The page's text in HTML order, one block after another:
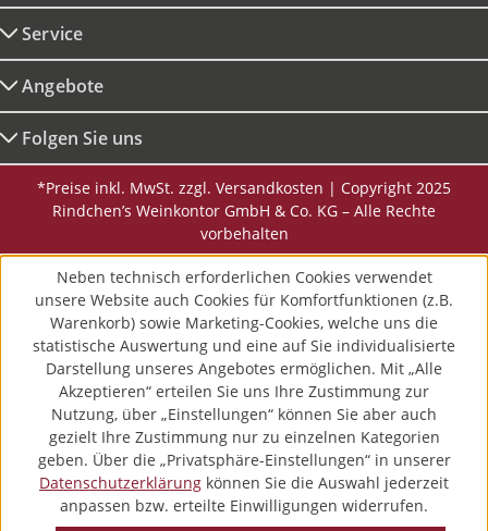
Service
Angebote
Folgen Sie uns
*Preise inkl. MwSt. zzgl. Versandkosten | Copyright 2025
Rindchen’s Weinkontor GmbH & Co. KG – Alle Rechte
vorbehalten
Neben technisch erforderlichen Cookies verwendet
unsere Website auch Cookies für Komfortfunktionen (z.B.
Warenkorb) sowie Marketing-Cookies, welche uns die
statistische Auswertung und eine auf Sie individualisierte
Darstellung unseres Angebotes ermöglichen. Mit „Alle
Akzeptieren“ erteilen Sie uns Ihre Zustimmung zur
Nutzung, über „Einstellungen“ können Sie aber auch
gezielt Ihre Zustimmung nur zu einzelnen Kategorien
geben. Über die „Privatsphäre-Einstellungen“ in unserer
Datenschutzerklärung können Sie die Auswahl jederzeit
anpassen bzw. erteilte Einwilligungen widerrufen.